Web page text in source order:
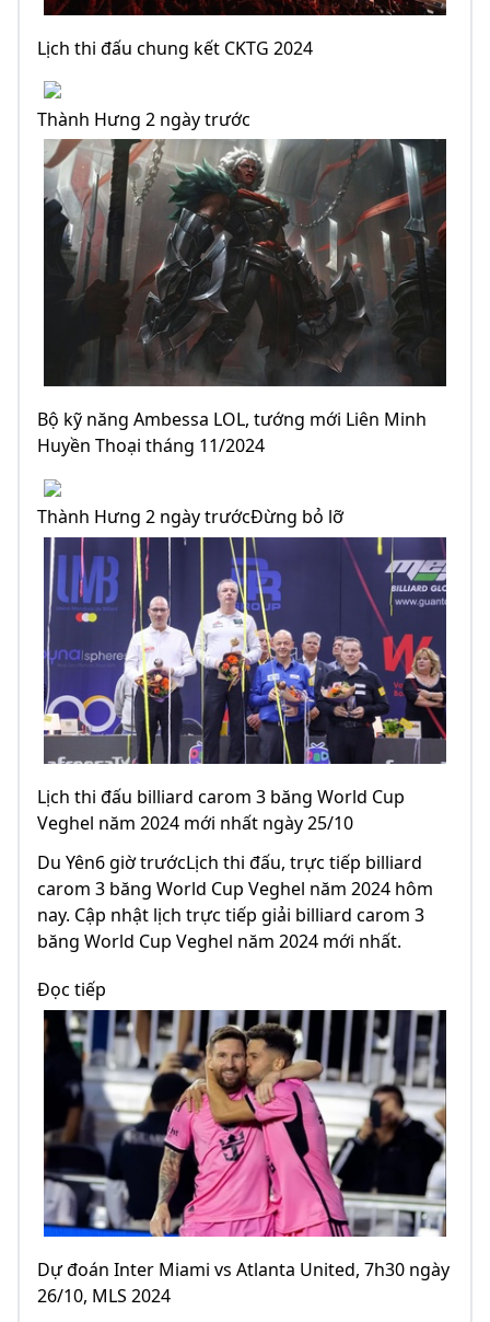
Lịch thi đấu chung kết CKTG 2024
Thành Hưng 2 ngày trước
Bộ kỹ năng Ambessa LOL, tướng mới Liên Minh
Huyền Thoại tháng 11/2024
Thành Hưng 2 ngày trướcĐừng bỏ lỡ
Lịch thi đấu billiard carom 3 băng World Cup
Veghel năm 2024 mới nhất ngày 25/10
Du Yên6 giờ trướcLịch thi đấu, trực tiếp billiard
carom 3 băng World Cup Veghel năm 2024 hôm
nay. Cập nhật lịch trực tiếp giải billiard carom 3
băng World Cup Veghel năm 2024 mới nhất.
Đọc tiếp
Dự đoán Inter Miami vs Atlanta United, 7h30 ngày
26/10, MLS 2024